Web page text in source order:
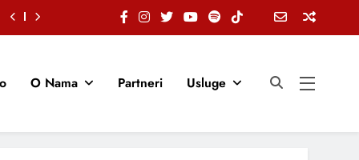
O Nama Partneri Usluge